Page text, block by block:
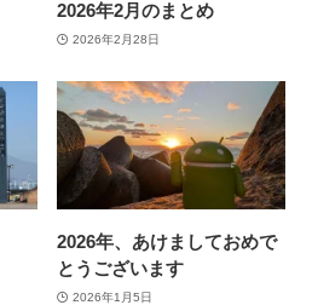
2026年2月のまとめ
2026年2月28日
2026年、あけましておめで
とうございます
2026年1月5日